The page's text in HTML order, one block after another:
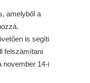
amelyből a
is segíti
felszámítani
november 14-i